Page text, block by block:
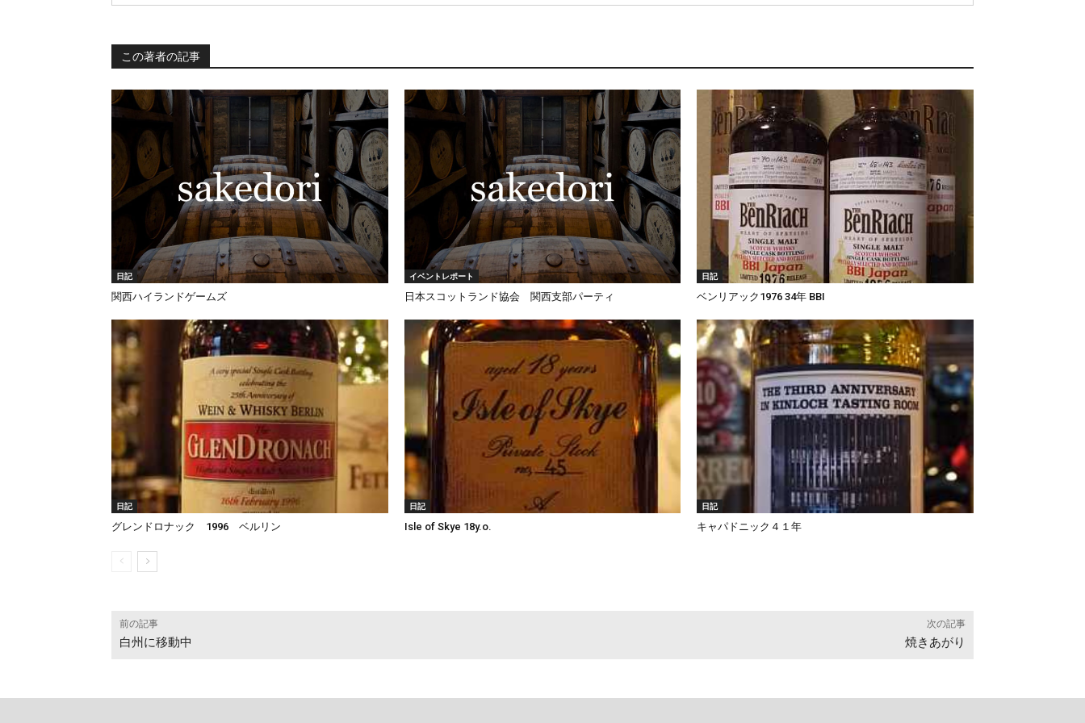
この著者の記事
日記
関西ハイランドゲームズ
イベントレポート
日本スコットランド協会 関西支部パーティ
日記
ベンリアック1976 34年 BBI
日記
グレンドロナック 1996 ベルリン
日記
Isle of Skye 18y.o.
日記
キャパドニック４１年
前の記事
白州に移動中
次の記事
焼きあがり